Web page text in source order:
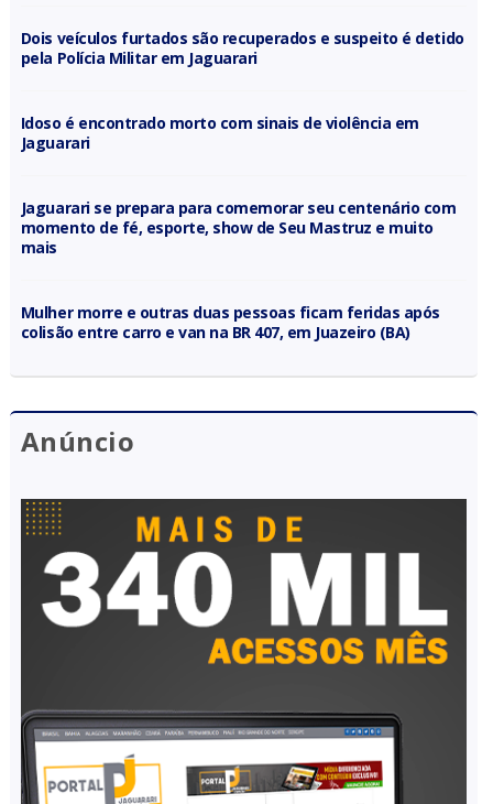
Dois veículos furtados são recuperados e suspeito é detido
pela Polícia Militar em Jaguarari
Idoso é encontrado morto com sinais de violência em
Jaguarari
Jaguarari se prepara para comemorar seu centenário com
momento de fé, esporte, show de Seu Mastruz e muito
mais
Mulher morre e outras duas pessoas ficam feridas após
colisão entre carro e van na BR 407, em Juazeiro (BA)
Anúncio